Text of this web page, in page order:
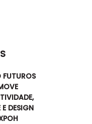
FUTUROS
E DESIGN